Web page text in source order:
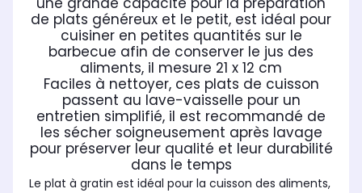
de plats généreux et le petit, est idéal pour
cuisiner en petites quantités sur le
barbecue afin de conserver le jus des
aliments, il mesure 21 x 12 cm
Faciles à nettoyer, ces plats de cuisson
passent au lave-vaisselle pour un
entretien simplifié, il est recommandé de
les sécher soigneusement après lavage
pour préserver leur qualité et leur durabilité
dans le temps
Le plat à gratin est idéal pour la cuisson des aliments,